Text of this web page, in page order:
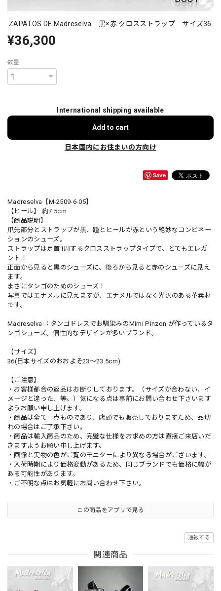
ZAPATOS DE Madreselva 黒×赤 クロスストラップ サイズ36
¥36,300
数量
International shipping available
Add to cart
日本国内にお住まいの方向け
Save
Madreselva【M-2509-6-05】
【ヒール】 約7.5cm
【商品説明】
爪先部分とストラップが黒、踵とヒールが赤という絶妙なコンビネー
ションのシューズ。
ストラップは足首1周するクロスストラップタイプで、とてもエレガ
ント！
正面から見ると黒のシューズに、後ろから見ると赤のシューズに見え
ます。
まさにタンゴのためのシューズ！
写真ではエナメルに見えますが、エナメルではなく光沢のある革素材
です。
Madreselva ：タンゴドレスでお馴染みのMimi Pinzon が作っているタ
ンゴシューズ。個性的なデザインが多いブランド。
【サイズ】
36(日本サイズのおおよそ23〜23.5cm)
【ご注意】
・お客様都合の返品はお断りしております。（サイズが合わない、イ
メージと違った、等。）気になる点は事前にお問い合わせ下さいます
ようお願い申し上げます。
・商品は全て一点ものであり、店頭でも販売しておりますため、品切
れの場合はご了承下さい。
・商品は輸入商品のため、完璧な仕様をお求めの方は直接ご来店いだ
きますようお願い申し上げます。
・画像と実物の色がご覧のモニターにより異なる場合がございます。
・入荷時期により価格変動があるため、同じブランドでも価格に幅が
ある可能性があります。
・ご不明な点はお気軽にお問い合わせ下さい。
この商品をアプリで見る
通報する
関連商品